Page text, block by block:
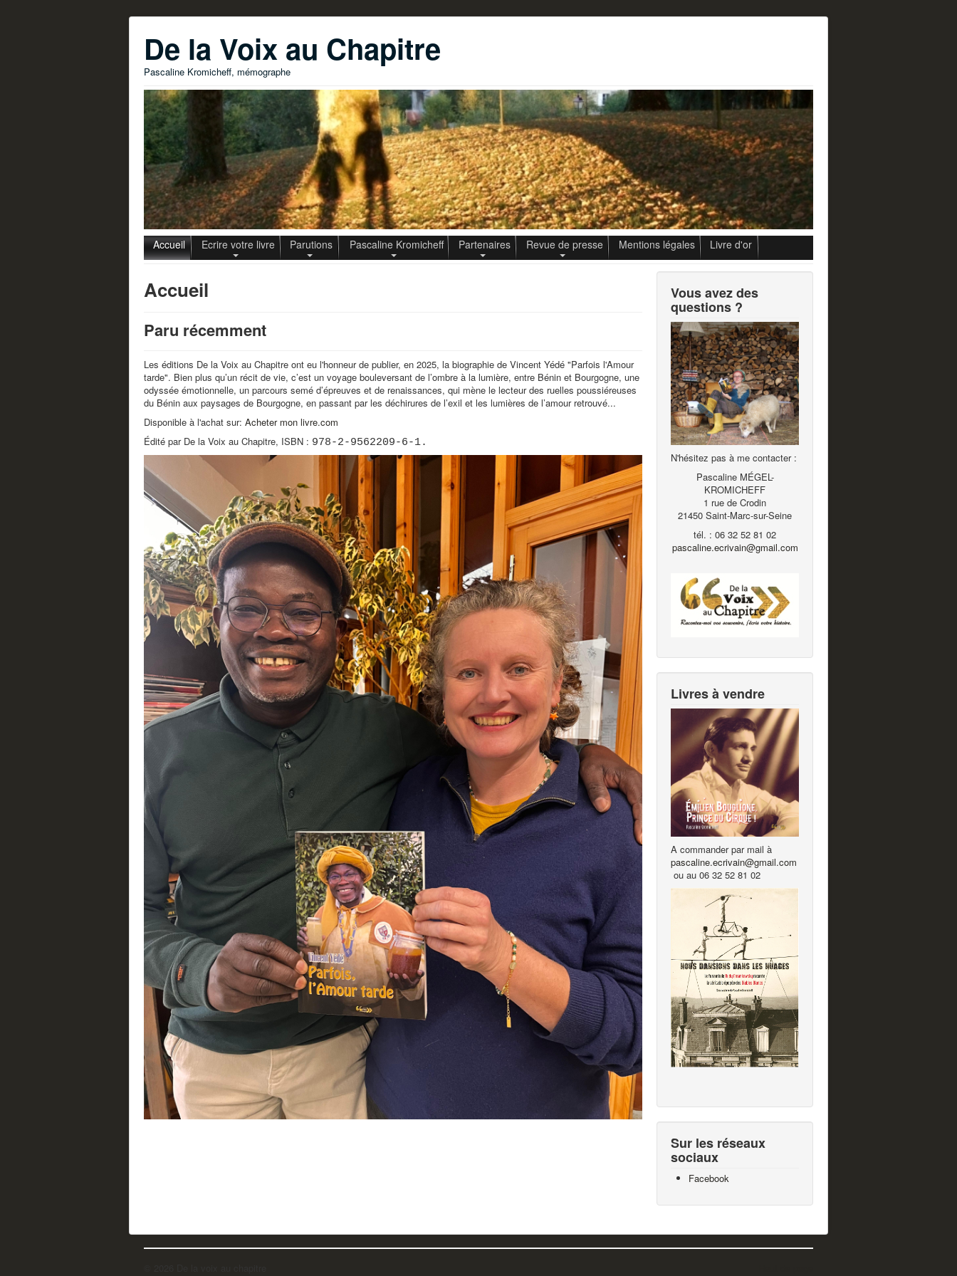
De la Voix au Chapitre
Pascaline Kromicheff, mémographe
Accueil Ecrire votre livre Parutions Pascaline Kromicheff Partenaires Revue de presse Mentions légales Livre d'or
Accueil
Paru récemment
Les éditions De la Voix au Chapitre ont eu l'honneur de publier, en 2025, la biographie de Vincent Yédé "Parfois l'Amour
tarde". Bien plus qu’un récit de vie, c’est un voyage bouleversant de l’ombre à la lumière, entre Bénin et Bourgogne, une
odyssée émotionnelle, un parcours semé d’épreuves et de renaissances, qui mène le lecteur des ruelles poussiéreuses
du Bénin aux paysages de Bourgogne, en passant par les déchirures de l’exil et les lumières de l’amour retrouvé...
Disponible à l'achat sur: Acheter mon livre.com
Édité par De la Voix au Chapitre, ISBN : 978-2-9562209-6-1.
Vous avez des
questions ?
N'hésitez pas à me contacter :
Pascaline MÉGEL-
KROMICHEFF
1 rue de Crodin
21450 Saint-Marc-sur-Seine
tél. : 06 32 52 81 02
pascaline.ecrivain@gmail.com
Livres à vendre
A commander par mail à
pascaline.ecrivain@gmail.com
ou au 06 32 52 81 02
Sur les réseaux
sociaux
Facebook